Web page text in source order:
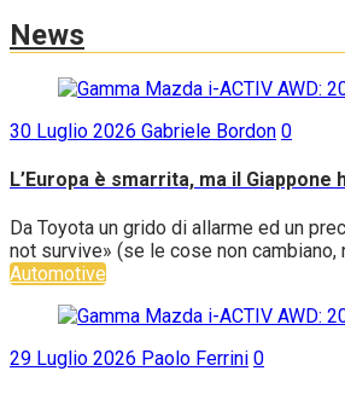
News
30 Luglio 2026 Gabriele Bordon 0
L’Europa è smarrita, ma il Giappone
Da Toyota un grido di allarme ed un
not survive» (se le cose non cambiano,
Automotive
29 Luglio 2026 Paolo Ferrini 0